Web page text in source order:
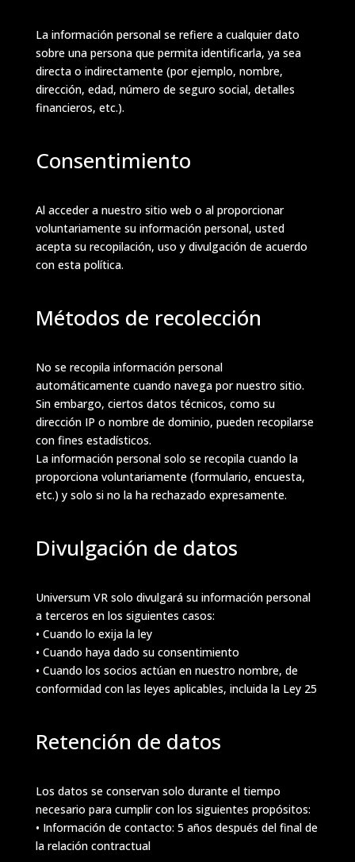
La información personal se refiere a cualquier dato
sobre una persona que permita identificarla, ya sea
directa o indirectamente (por ejemplo, nombre,
dirección, edad, número de seguro social, detalles
financieros, etc.).
Consentimiento
Al acceder a nuestro sitio web o al proporcionar
voluntariamente su información personal, usted
acepta su recopilación, uso y divulgación de acuerdo
con esta política.
Métodos de recolección
No se recopila información personal
automáticamente cuando navega por nuestro sitio.
Sin embargo, ciertos datos técnicos, como su
dirección IP o nombre de dominio, pueden recopilarse
con fines estadísticos.
La información personal solo se recopila cuando la
proporciona voluntariamente (formulario, encuesta,
etc.) y solo si no la ha rechazado expresamente.
Divulgación de datos
Universum VR solo divulgará su información personal
a terceros en los siguientes casos:
• Cuando lo exija la ley
• Cuando haya dado su consentimiento
• Cuando los socios actúan en nuestro nombre, de
conformidad con las leyes aplicables, incluida la Ley 25
Retención de datos
Los datos se conservan solo durante el tiempo
necesario para cumplir con los siguientes propósitos:
• Información de contacto: 5 años después del final de
la relación contractual